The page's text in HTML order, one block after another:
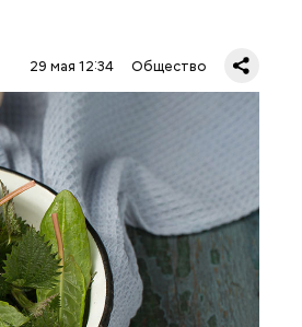
29 мая 12:34 Общество
содержит большое
способствовать